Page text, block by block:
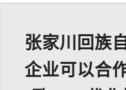
张家川回族
企业可以合